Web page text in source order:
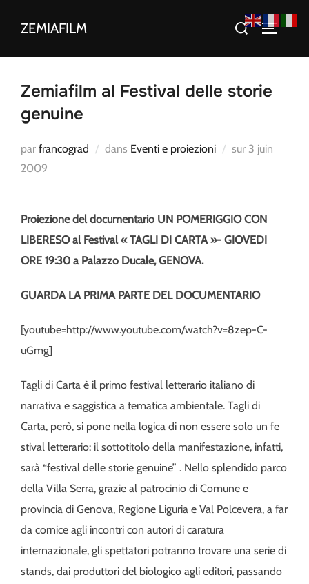
ZEMIAFILM Rechercher :
Zemiafilm al Festival delle storie
genuine
par francograd dans Eventi e proiezioni sur Publié
3 juin
2009
Proiezione del documentario UN POMERIGGIO CON
LIBERESO al Festival « TAGLI DI CARTA »- GIOVEDI
ORE 19:30 a Palazzo Ducale, GENOVA.
GUARDA LA PRIMA PARTE DEL DOCUMENTARIO
[youtube=http://www.youtube.com/watch?v=8zep-C-
uGmg]
Tagli di Carta è il primo festival letterario italiano di
narrativa e saggistica a tematica ambientale. Tagli di
Carta, però, si pone nella logica di non essere solo un fe
stival letterario: il sottotitolo della manifestazione, infatti,
sarà “festival delle storie genuine” . Nello splendido parco
della Villa Serra, grazie al patrocinio di Comune e
provincia di Genova, Regione Liguria e Val Polcevera, a far
da cornice agli incontri con autori di caratura
internazionale, gli spettatori potranno trovare una serie di
stands, dai produttori del biologico agli editori, passando